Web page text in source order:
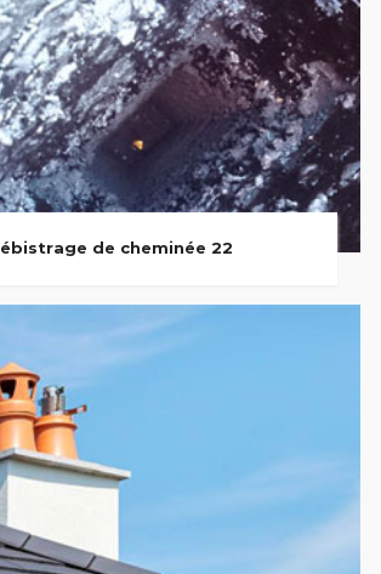
de cheminée 22